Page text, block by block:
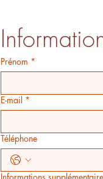
Prénom *
E-mail *
Téléphone